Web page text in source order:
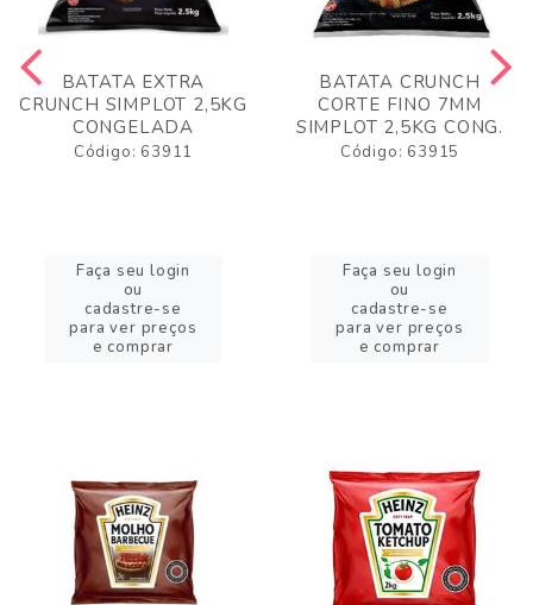
BATATA EXTRA
CRUNCH SIMPLOT 2,5KG
CONGELADA
Código: 63911
Faça seu login
ou
cadastre-se
para ver preços
e comprar
BATATA CRUNCH
CORTE FINO 7MM
SIMPLOT 2,5KG CONG.
Código: 63915
Faça seu login
ou
cadastre-se
para ver preços
e comprar